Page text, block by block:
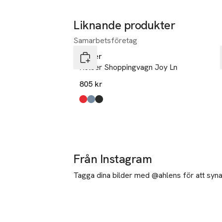
Liknande produkter
Hoppa över bildspelet
Samarbetsföretag
Rolser
Rolser Shoppingvagn Joy Ln
805 kr
Produkten finns i färgerna:
röd,
havsblå
svart,
Från Instagram
Tagga dina bilder med @ahlens för att